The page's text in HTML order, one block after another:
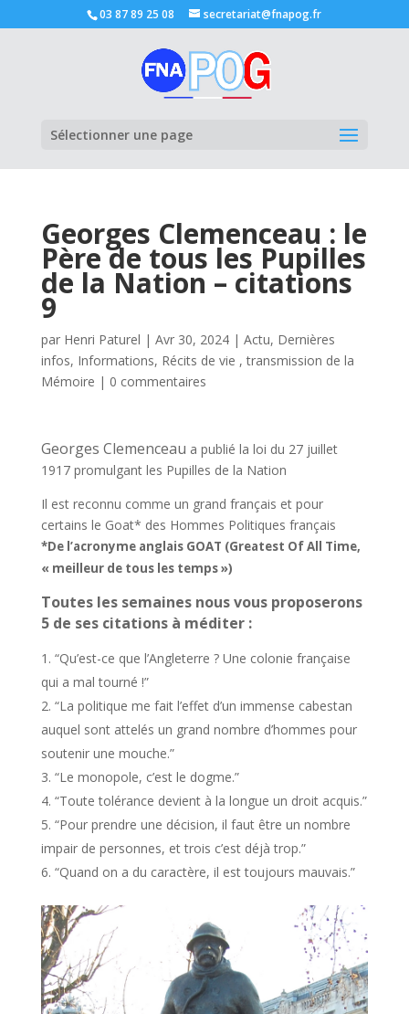
03 87 89 25 08 secretariat@fnapog.fr
Sélectionner une page
Georges Clemenceau : le
Père de tous les Pupilles
de la Nation – citations
9
par Henri Paturel | Avr 30, 2024| Actu, Dernières
infos, Informations, Récits de vie , transmission de la
Mémoire | 0 commentaires
Georges Clemenceau a publié la loi du 27 juillet
1917 promulgant les Pupilles de la Nation
Il est reconnu comme un grand français et pour
certains le Goat* des Hommes Politiques français
*De l’acronyme anglais GOAT (Greatest Of All Time,
« meilleur de tous les temps »)
Toutes les semaines nous vous proposerons
5 de ses citations à méditer :
“Qu’est-ce que l’Angleterre ? Une colonie française
qui a mal tourné !”
“La politique me fait l’effet d’un immense cabestan
auquel sont attelés un grand nombre d’hommes pour
soutenir une mouche.”
“Le monopole, c’est le dogme.”
“Toute tolérance devient à la longue un droit acquis.”
“Pour prendre une décision, il faut être un nombre
impair de personnes, et trois c’est déjà trop.”
“Quand on a du caractère, il est toujours mauvais.”